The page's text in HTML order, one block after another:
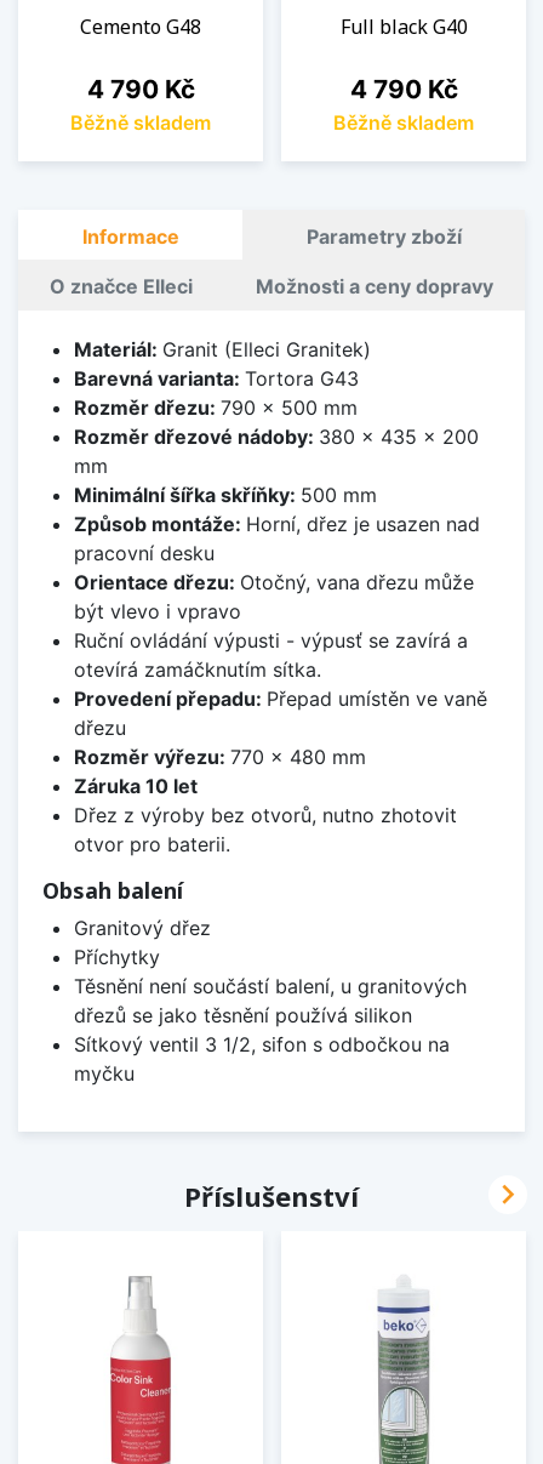
Cemento G48
Cena
4 790 Kč
Běžně skladem
Full black G40
Cena
4 790 Kč
Běžně skladem
Informace Parametry zboží
O značce Elleci Možnosti a ceny dopravy
Materiál: Granit (Elleci Granitek)
Barevná varianta: Tortora G43
Rozměr dřezu: 790 x 500 mm
Rozměr dřezové nádoby: 380 x 435 x 200
mm
Minimální šířka skříňky: 500 mm
Způsob montáže: Horní, dřez je usazen nad
pracovní desku
Orientace dřezu: Otočný, vana dřezu může
být vlevo i vpravo
Ruční ovládání výpusti - výpusť se zavírá a
otevírá zamáčknutím sítka.
Provedení přepadu: Přepad umístěn ve vaně
dřezu
Rozměr výřezu: 770 x 480 mm
Záruka 10 let
Dřez z výroby bez otvorů, nutno zhotovit
otvor pro baterii.
Obsah balení
Granitový dřez
Příchytky
Těsnění není součástí balení, u granitových
dřezů se jako těsnění používá silikon
Sítkový ventil 3 1/2, sifon s odbočkou na
myčku
Příslušenství 